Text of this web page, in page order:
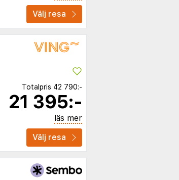
Välj resa
Totalpris 42 790:-
21 395:-
läs mer
Välj resa